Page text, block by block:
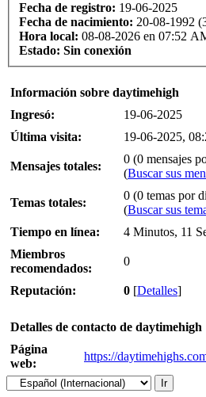
Fecha de registro: 19-06-2025
Fecha de nacimiento: 20-08-1992
Hora local: 08-08-2026 en 07:52
Estado: Sin conexión
Información sobre daytimehigh
Ingresó:
19-06-2025
Última visita:
19-06-2025,
Mensajes totales:
0 (0 mensajes
(Buscar sus
Temas totales:
0 (0 temas por
(Buscar sus
Tiempo en línea:
4 Minutos, 11
Miembros
recomendados:
0
Reputación: 0 [Detalles]
Detalles de contacto de daytimehigh
Página
web:
https://